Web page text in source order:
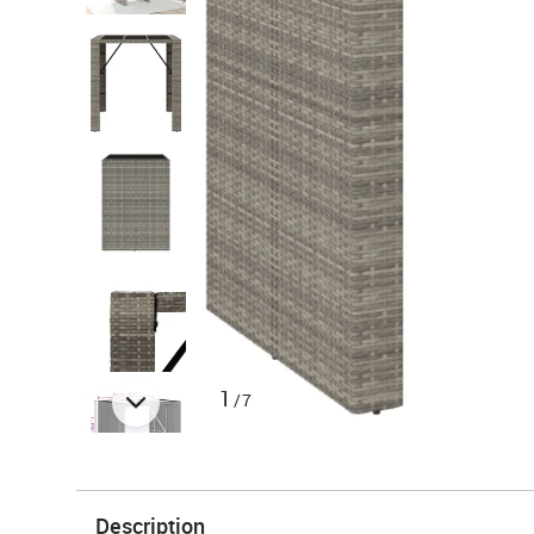
1 /7
Description